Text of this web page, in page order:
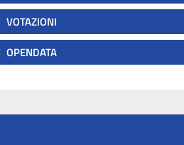
VOTAZIONI
OPENDATA